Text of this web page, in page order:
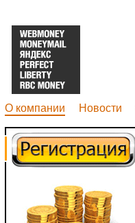
О компании Новости